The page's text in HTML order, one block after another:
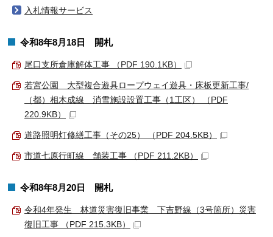
入札情報サービス
令和8年8月18日 開札
尾口支所倉庫解体工事 （PDF 190.1KB）
若宮公園 大型複合遊具ロープウェイ遊具・床板更新工事/
（都）相木成線 消雪施設設置工事（1工区） （PDF
220.9KB）
道路照明灯修繕工事（その25） （PDF 204.5KB）
市道七原行町線 舗装工事 （PDF 211.2KB）
令和8年8月20日 開札
令和4年発生 林道災害復旧事業 下吉野線（3号箇所）災害
復旧工事 （PDF 215.3KB）